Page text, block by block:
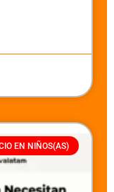
EN NIÑOS(AS)